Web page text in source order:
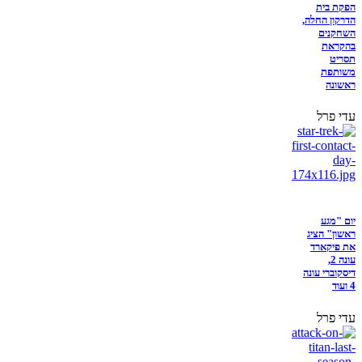
הפקת בית
הדרקון החלה,
השחקנים
בהקראת
תסריט
משותפת
ראשונה
עדי פרל
יום "מגע
ראשון" הציג
את פיקארד
עונה 2,
דיסקוברי עונה
4 ועוד
עדי פרל